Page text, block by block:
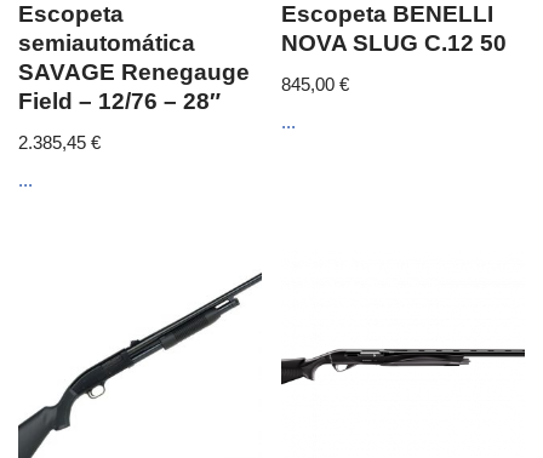
Escopeta
semiautomática
SAVAGE Renegauge
Field – 12/76 – 28″
2.385,45 €
...
Escopeta BENELLI
NOVA SLUG C.12 50
845,00€
...